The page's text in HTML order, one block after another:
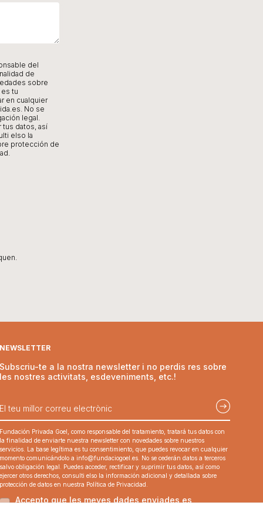
del
de
sobre
tu
en cualquier
. No se
legal.
datos, así
elso la
protección de
NEWSLETTER
Subscriu-te a la nostra newsletter i no perdis res sobre
les nostres activitats, esdeveniments, etc.!
Fundación Privada Goel, como responsable del tratamiento, tratará tus datos con
la finalidad de enviarte nuestra newsletter con novedades sobre nuestros
servicios. La base legítima es tu consentimiento, que puedes revocar en cualquier
momento comunicándolo ainfo@fundaciogoel.es . No se cederán datos a terceros
salvo obligación legal. Puedes acceder, rectificar y suprimir tus datos, así como
ejercer otros derechos, consulti elso la información adicional y detallada sobre
protección de datos en nuestra Política de Privacidad.
Accepto que les meves dades enviades es